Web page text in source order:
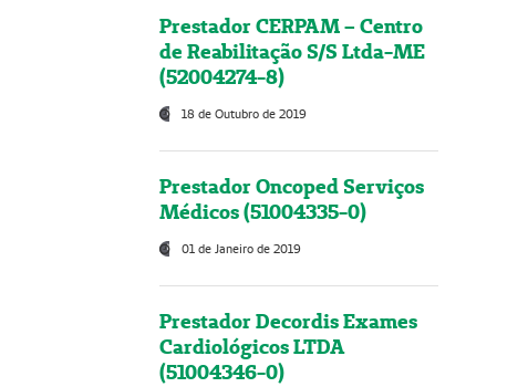
Prestador CERPAM – Centro
de Reabilitação S/S Ltda-ME
(52004274-8)
18 de Outubro de 2019
Prestador Oncoped Serviços
Médicos (51004335-0)
01 de Janeiro de 2019
Prestador Decordis Exames
Cardiológicos LTDA
(51004346-0)